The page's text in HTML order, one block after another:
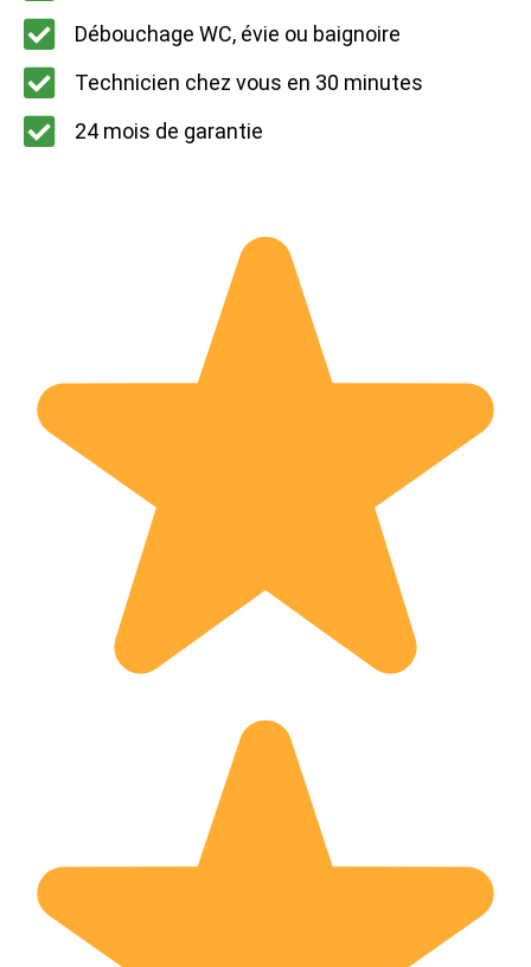
Débouchage WC, évie ou baignoire
Technicien chez vous en 30 minutes
24 mois de garantie